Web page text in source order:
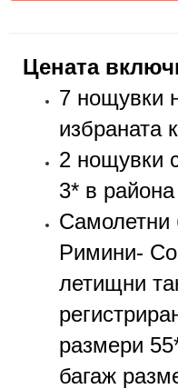
Цената
7 нощувки
избраната
2 нощувки
3* в
Самолетни
Римини-
летищни
размери
багаж